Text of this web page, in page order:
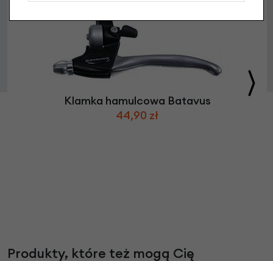
Klamka hamulcowa Batavus
44,90 zł
Produkty, które też mogą Cię